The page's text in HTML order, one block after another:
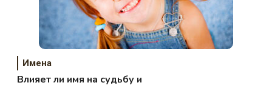
Имена
Влияет ли имя на судьбу и